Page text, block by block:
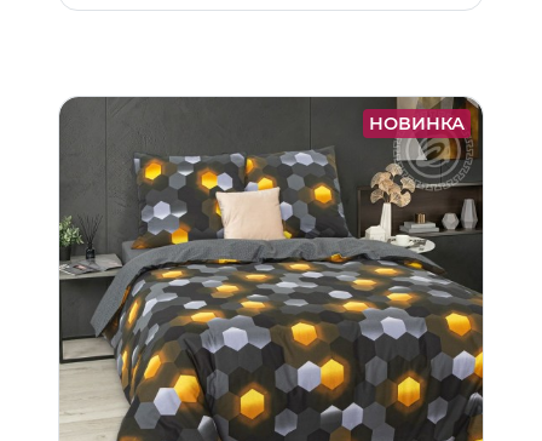
НОВИНКА